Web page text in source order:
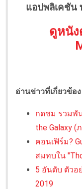
แอปพลิเคชัน
ดูหนัง
อ่านข่าวที่เกี่ยวข้อง
กดชม รวมพั
the Galaxy (
คอนเฟิร์ม?
สมทบใน
5 อันดับ ตัวอ
2019